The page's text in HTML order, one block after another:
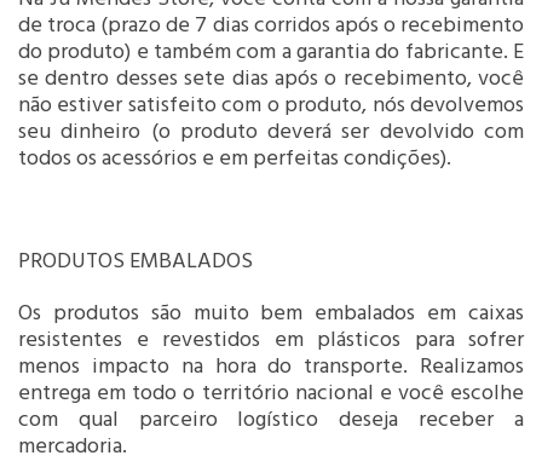
de troca (prazo de 7 dias corridos após o recebimento
do produto) e também com a garantia do fabricante. E
se dentro desses sete dias após o recebimento, você
não estiver satisfeito com o produto, nós devolvemos
seu dinheiro (o produto deverá ser devolvido com
todos os acessórios e em perfeitas condições).
PRODUTOS EMBALADOS
Os produtos são muito bem embalados em caixas
resistentes e revestidos em plásticos para sofrer
menos impacto na hora do transporte. Realizamos
entrega em todo o território nacional e você escolhe
com qual parceiro logístico deseja receber a
mercadoria.